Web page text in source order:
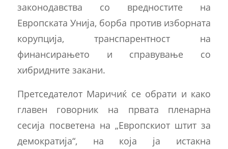
законодавства со вредностите на
Европската Унија, борба против изборната
корупција, транспарентност на
финансирањето и справување со
хибридните закани.
Претседателот Маричиќ се обрати и како
главен говорник на првата пленарна
сесија посветена на „Европскиот штит за
демократија“, на која ја истакна